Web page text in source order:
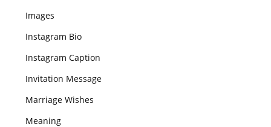
Images
Instagram Bio
Instagram Caption
Invitation Message
Marriage Wishes
Meaning